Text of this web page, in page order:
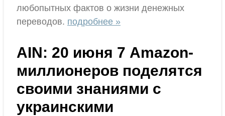
любопытных фактов о жизни денежных
переводов. подробнее »
AIN: 20 июня 7 Amazon-
миллионеров поделятся
своими знаниями с
украинскими